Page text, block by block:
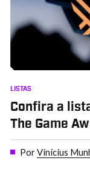
LISTAS
Confira a
The Game
PorVinícius